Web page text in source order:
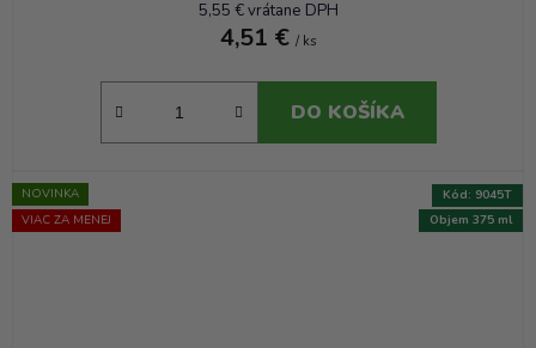
5,55 € vrátane DPH
4,51 € / ks
DO KOŠÍKA
NOVINKA
VIAC ZA MENEJ
Objem 375 ml
Kód: 9045T